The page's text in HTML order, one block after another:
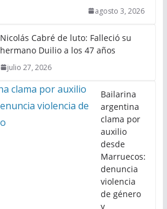
agosto 3, 2026
Nicolás Cabré de luto: Falleció su
hermano Duilio a los 47 años
julio 27, 2026
Bailarina
argentina
clama por
auxilio
desde
Marruecos:
denuncia
violencia
de género
y